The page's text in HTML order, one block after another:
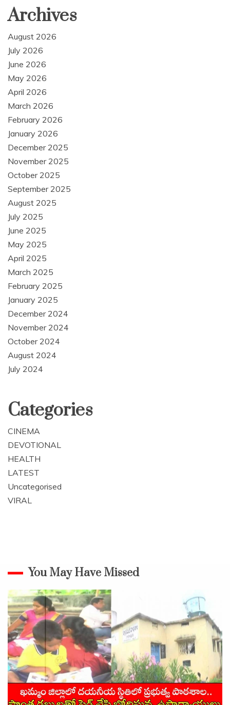
Archives
August 2026
July 2026
June 2026
May 2026
April 2026
March 2026
February 2026
January 2026
December 2025
November 2025
October 2025
September 2025
August 2025
July 2025
June 2025
May 2025
April 2025
March 2025
February 2025
January 2025
December 2024
November 2024
October 2024
August 2024
July 2024
Categories
CINEMA
DEVOTIONAL
HEALTH
LATEST
Uncategorised
VIRAL
You May Have Missed